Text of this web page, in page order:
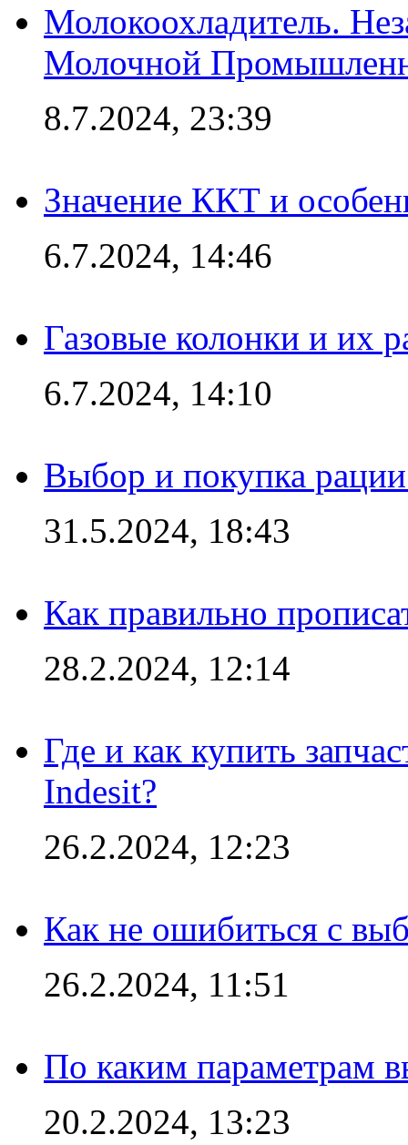
Молокоохладитель.
Молочной
8.7.2024, 23:39
Значение ККТ и
6.7.2024, 14:46
Газовые колонки и их
6.7.2024, 14:10
Выбор и покупка
31.5.2024, 18:43
Как правильно
28.2.2024, 12:14
Где и как купить
Indesit?
26.2.2024, 12:23
Как не ошибиться с
26.2.2024, 11:51
По каким параметрам
20.2.2024, 13:23